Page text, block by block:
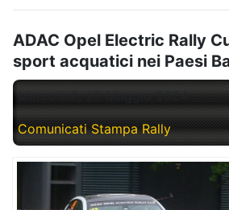
ADAC Opel Electric Rally
sport acquatici nei Paesi
Mercoledì, 29 Maggio 2024
Comunicati Stampa Rally